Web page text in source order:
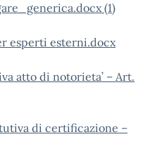
(1)
esperti esterni.docx
atto di notorieta’ – Art.
di certificazione –